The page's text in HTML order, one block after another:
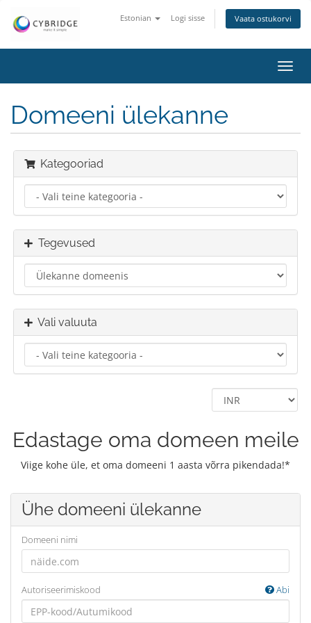
Estonian Logi sisse Vaata ostukorvi
Domeeni ülekanne
Kategooriad
Tegevused
Vali valuuta
Edastage oma domeen meile
Viige kohe üle, et oma domeeni 1 aasta võrra pikendada!*
Ühe domeeni ülekanne
Domeeni nimi
Autoriseerimiskood Abi